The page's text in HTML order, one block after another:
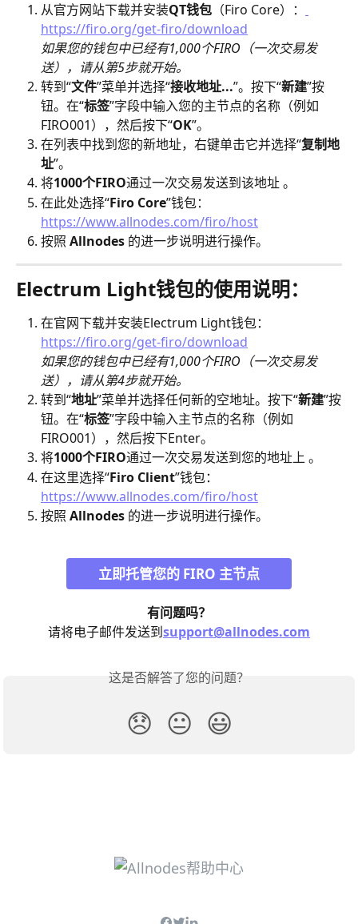
从官方网站下载并安装QT钱包 （Firo Core）：
https://firo.org/get-firo/download
如果您的钱包中已经有1,000个FIRO（一次交易发
送），请从第5步就开始。
转到“文件”菜单并选择“接收地址...”。按下“新建”按
钮。在“标签”字段中输入您的主节点的名称（例如
FIRO001），然后按下“OK”。
在列表中找到您的新地址，右键单击它并选择“复制地
址”。
将1000个FIRO通过一次交易发送到该地址 。
在此处选择“Firo Core”钱包：
https://www.allnodes.com/firo/host
按照 Allnodes 的进一步说明进行操作。
Electrum Light钱包的使用说明：
在官网下载并安装Electrum Light钱包：
https://firo.org/get-firo/download
如果您的钱包中已经有1,000个FIRO（一次交易发
送），请从第4步就开始。
转到“地址”菜单并选择任何新的空地址。按下“新建”按
钮。在“标签”字段中输入主节点的名称（例如
FIRO001），然后按下Enter。
将1000个FIRO通过一次交易发送到您的地址上 。
在这里选择“Firo Client”钱包：
https://www.allnodes.com/firo/host
按照 Allnodes 的进一步说明进行操作。
立即托管您的 FIRO 主节点
有问题吗？
请将电子邮件发送到support@allnodes.com
这是否解答了您的问题？
😞 😐 😃